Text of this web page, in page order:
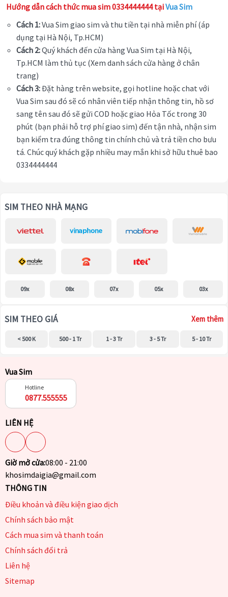
Hướng dẫn cách thức mua sim 0334444444 tạiVua Sim
Cách 1:Vua Sim giao sim và thu tiền tại nhà miễn phí (áp
dụng tại Hà Nội, Tp.HCM)
Cách 2:Quý khách đến cửa hàng Vua Sim tại Hà Nội,
Tp.HCM làm thủ tục (Xem danh sách cửa hàng ở chân
trang)
Cách 3:Đặt hàng trên website, gọi hotline hoặc chat với
Vua Sim sau đó sẽ có nhân viên tiếp nhận thông tin, hồ sơ
sang tên sau đó sẽ gửi COD hoặc giao Hỏa Tốc trong 30
phút (bạn phải hỗ trợ phí giao sim) đến tận nhà, nhận sim
bạn kiểm tra đúng thông tin chính chủ và trả tiền cho bưu
tá. Chúc quý khách gặp nhiều may mắn khi sở hữu thuê bao
0334444444
SIM THEO NHÀ MẠNG
09x 08x 07x 05x 03x
SIM THEO GIÁ Xem thêm
< 500 K 500 - 1 Tr 1 - 3 Tr 3 - 5 Tr 5 - 10 Tr
Vua Sim
Hotline
0877.555555
LIÊN HỆ
Giờ mở cửa:08:00 - 21:00
khosimdaigia@gmail.com
THÔNG TIN
Điều khoản và điều kiện giao dịch
Chính sách bảo mật
Cách mua sim và thanh toán
Chính sách đổi trả
Liên hệ
Sitemap